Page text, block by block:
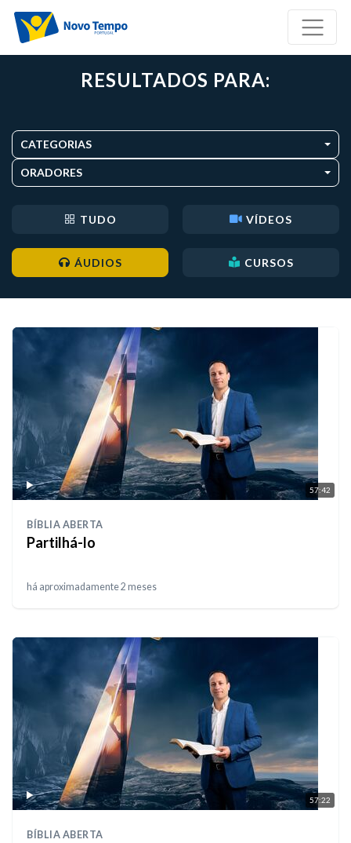
RESULTADOS PARA:
CATEGORIAS
ORADORES
TUDO VÍDEOS
ÁUDIOS CURSOS
57:42
BÍBLIA ABERTA
Partilhá-lo
há aproximadamente 2 meses
57:22
BÍBLIA ABERTA